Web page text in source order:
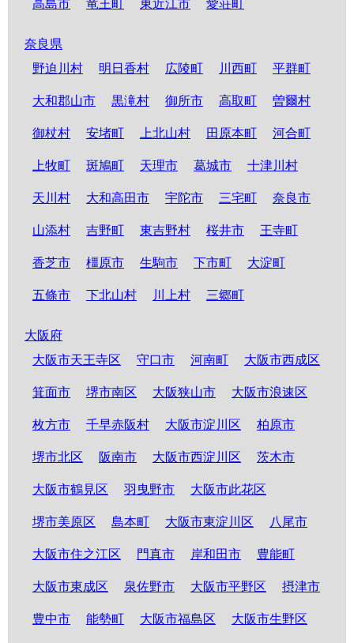
高島市 竜王町 東近江市 愛荘町
奈良県
野迫川村
明日香村 広陵町 川西町 平群町
大和郡山市 黒滝村 御所市 高取町 曽爾村
御杖村 安堵町 上北山村 田原本町 河合町
上牧町 斑鳩町 天理市 葛城市 十津川村
天川村 大和高田市 宇陀市 三宅町 奈良市
山添村 吉野町 東吉野村 桜井市 王寺町
香芝市 橿原市 生駒市 下市町 大淀町
五條市 下北山村 川上村 三郷町
大阪府
大阪市天王寺区
守口市 河南町 大阪市西成区
箕面市 堺市南区 大阪狭山市 大阪市浪速区
枚方市 千早赤阪村 大阪市淀川区 柏原市
堺市北区 阪南市 大阪市西淀川区 茨木市
大阪市鶴見区 羽曳野市 大阪市此花区
堺市美原区 島本町 大阪市東淀川区 八尾市
大阪市住之江区 門真市 岸和田市 豊能町
大阪市東成区 泉佐野市 大阪市平野区 摂津市
豊中市 能勢町 大阪市福島区 大阪市生野区